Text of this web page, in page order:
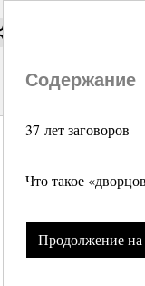
Содержание
37 лет заговоров
Что такое
Продолжение на